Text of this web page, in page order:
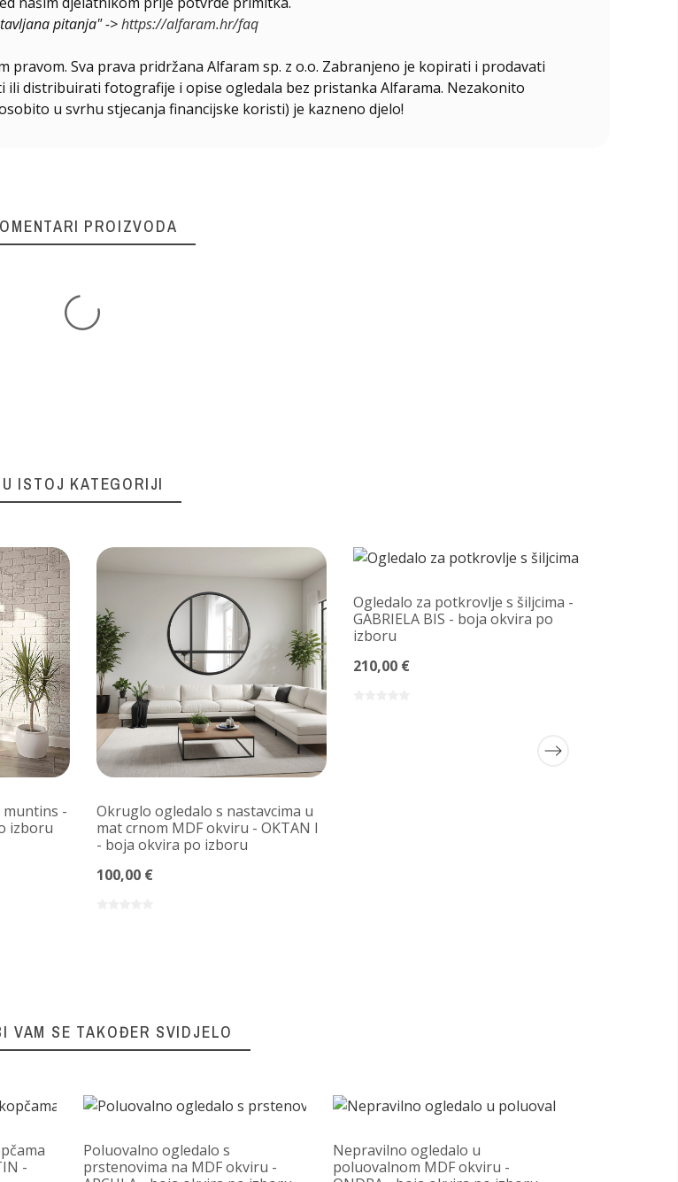
pitanja" ->https://alfaram.hr/faq
Sva prava pridržana Alfaram sp. z o.o. Zabranjeno je kopirati i prodavati
distribuirati fotografije i opise ogledala bez pristanka Alfarama. Nezakonito
u svrhu stjecanja financijske koristi) je kazneno djelo!
PROIZVODA
U ISTOJ KATEGORIJI
muntins -
izboru
Okruglo ogledalo s nastavcima u
mat crnom MDF okviru - OKTAN I
- boja okvira po izboru
100,00 €
Ogledalo za potkrovlje s šiljcima -
GABRIELA BIS - boja okvira po
izboru
210,00 €
VAM SE TAKOĐER SVIDJELO
-
Poluovalno ogledalo s
prstenovima na MDF okviru -
Nepravilno ogledalo u
poluovalnom MDF okviru -